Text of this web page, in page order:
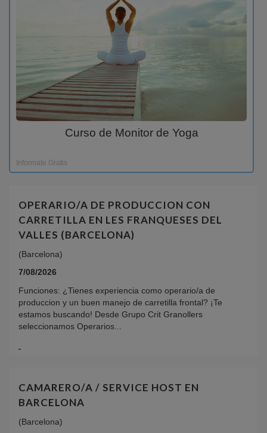
Curso de Monitor de Yoga
Informate Gratis
OPERARIO/A DE PRODUCCION CON
CARRETILLA EN LES FRANQUESES DEL
VALLES (BARCELONA)
(Barcelona)
7/08/2026
Funciones: ¿Tienes experiencia como operario/a de
produccion y un buen manejo de carretilla frontal? ¡Te
estamos buscando! Desde Grupo Crit Granollers
seleccionamos Operarios...
CAMARERO/A / SERVICE HOST EN
BARCELONA
(Barcelona)